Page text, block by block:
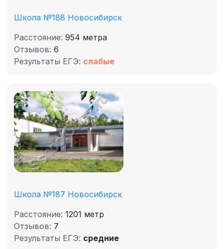
Школа №188 Новосибирск
Расстояние: 954 метра
Отзывов: 6
Результаты ЕГЭ: слабые
Школа №187 Новосибирск
Расстояние: 1201 метр
Отзывов: 7
Результаты ЕГЭ: средние